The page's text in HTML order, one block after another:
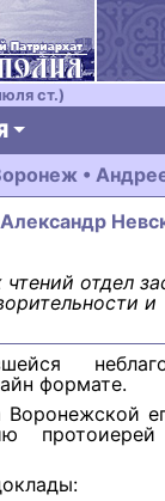
ст.)
•
отдел
и
формате.
Воронежской